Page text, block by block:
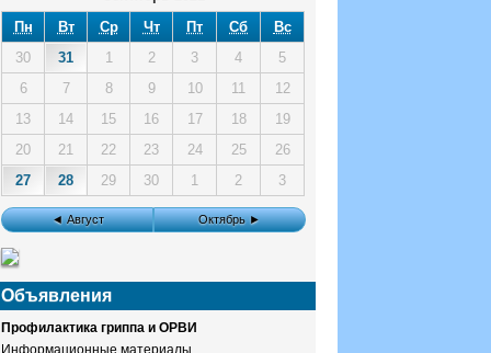
Пн
Вт Ср Чт Пт Сб
Вс
30
31 1 2 3 4
5
6
7 8 9 10 11
12
13
14 15 16 17 18
19
20
21 22 23 24 25
26
27
28 29 30 1 2 3
◄ Август Октябрь ►
Объявления
Профилактика гриппа и ОРВИ
Информационные материалы